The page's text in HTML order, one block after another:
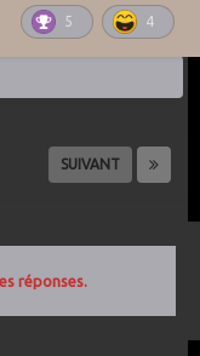
5 4
SUIVANT
réponses.